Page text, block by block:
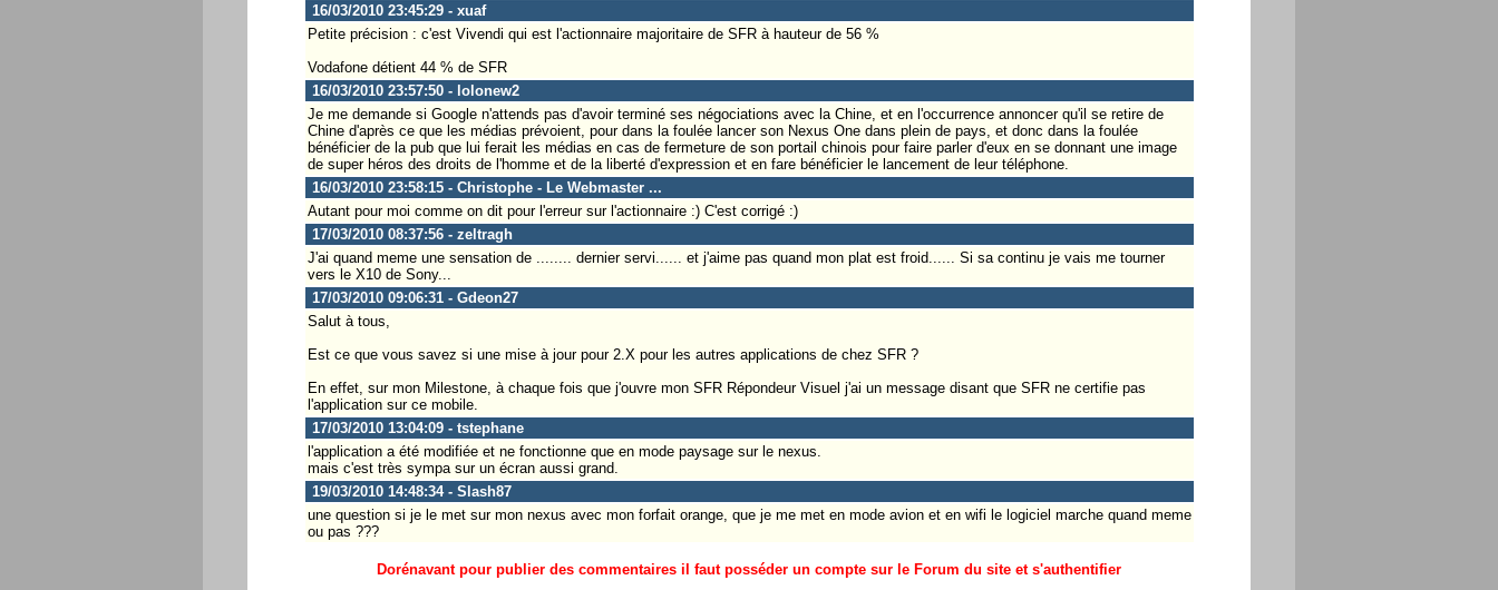
16/03/2010 23:45:29 - xuaf
Petite précision : c'est Vivendi qui est l'actionnaire majoritaire de SFR à hauteur de 56 %
Vodafone détient 44 % de SFR
16/03/2010 23:57:50 - lolonew2
Je me demande si Google n'attends pas d'avoir terminé ses négociations avec la Chine, et en l'occurrence annoncer qu'il se retire de
Chine d'après ce que les médias prévoient, pour dans la foulée lancer son Nexus One dans plein de pays, et donc dans la foulée
bénéficier de la pub que lui ferait les médias en cas de fermeture de son portail chinois pour faire parler d'eux en se donnant une image
de super héros des droits de l'homme et de la liberté d'expression et en fare bénéficier le lancement de leur téléphone.
16/03/2010 23:58:15 - Christophe - Le Webmaster ...
Autant pour moi comme on dit pour l'erreur sur l'actionnaire :) C'est corrigé :)
17/03/2010 08:37:56 - zeltragh
J'ai quand meme une sensation de ........ dernier servi...... et j'aime pas quand mon plat est froid...... Si sa continu je vais me tourner
vers le X10 de Sony...
17/03/2010 09:06:31 - Gdeon27
Salut à tous,
Est ce que vous savez si une mise à jour pour 2.X pour les autres applications de chez SFR ?
En effet, sur mon Milestone, à chaque fois que j'ouvre mon SFR Répondeur Visuel j'ai un message disant que SFR ne certifie pas
l'application sur ce mobile.
17/03/2010 13:04:09 - tstephane
l'application a été modifiée et ne fonctionne que en mode paysage sur le nexus.
mais c'est très sympa sur un écran aussi grand.
19/03/2010 14:48:34 - Slash87
une question si je le met sur mon nexus avec mon forfait orange, que je me met en mode avion et en wifi le logiciel marche quand meme
ou pas ???
Dorénavant pour publier des commentaires il faut posséder un compte sur le Forum du site et s'authentifier